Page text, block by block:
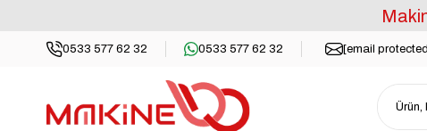
0533 577 62 32 0533 577 62 32 [email